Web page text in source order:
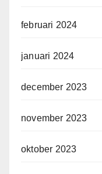
februari 2024
januari 2024
december 2023
november 2023
oktober 2023